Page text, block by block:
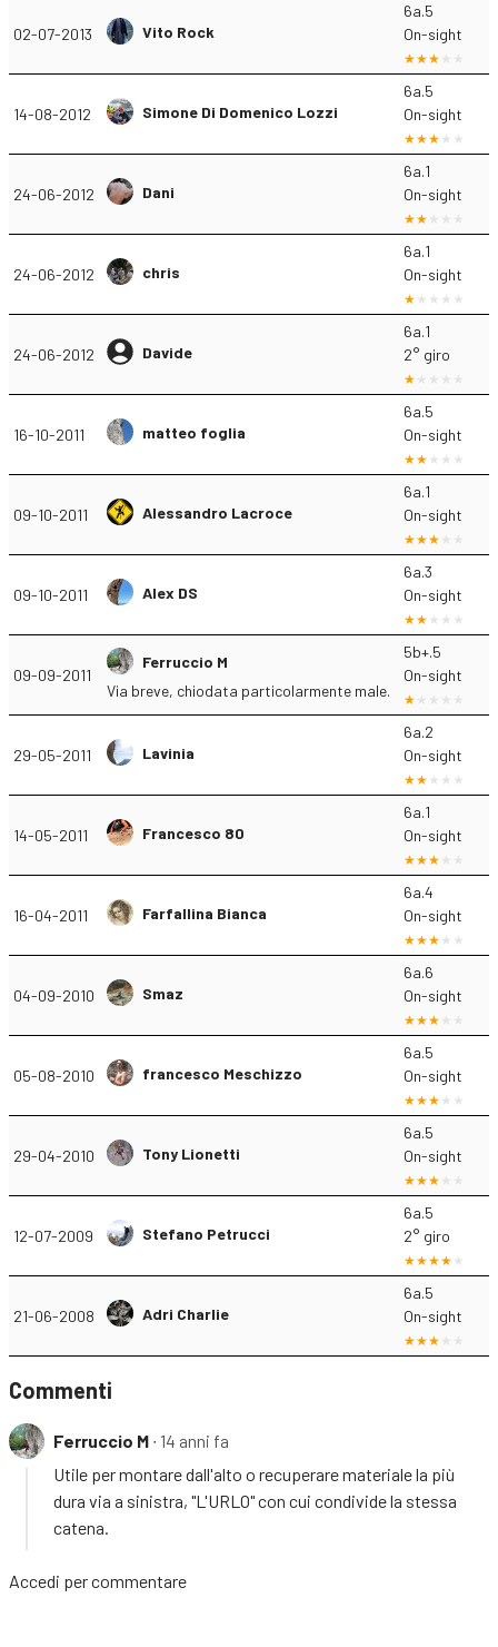
02-07-2013 Vito Rock
6a.5
On-sight
14-08-2012 Simone Di Domenico Lozzi
6a.5
On-sight
24-06-2012 Dani
6a.1
On-sight
24-06-2012 chris
6a.1
On-sight
24-06-2012 Davide
6a.1
2° giro
16-10-2011 matteo foglia
6a.5
On-sight
09-10-2011 Alessandro Lacroce
6a.1
On-sight
09-10-2011 Alex DS
6a.3
On-sight
09-09-2011
Ferruccio M
Via breve, chiodata particolarmente male.
5b+.5
On-sight
29-05-2011 Lavinia
6a.2
On-sight
14-05-2011 Francesco 80
6a.1
On-sight
16-04-2011 Farfallina Bianca
6a.4
On-sight
04-09-2010 Smaz
6a.6
On-sight
05-08-2010 francesco Meschizzo
6a.5
On-sight
29-04-2010 Tony Lionetti
6a.5
On-sight
12-07-2009 Stefano Petrucci
6a.5
2° giro
21-06-2008 Adri Charlie
6a.5
On-sight
Commenti
Ferruccio M ∙ 14 anni fa
Utile per montare dall'alto o recuperare materiale la più
dura via a sinistra, "L'URLO" con cui condivide la stessa
catena.
Accedi per commentare